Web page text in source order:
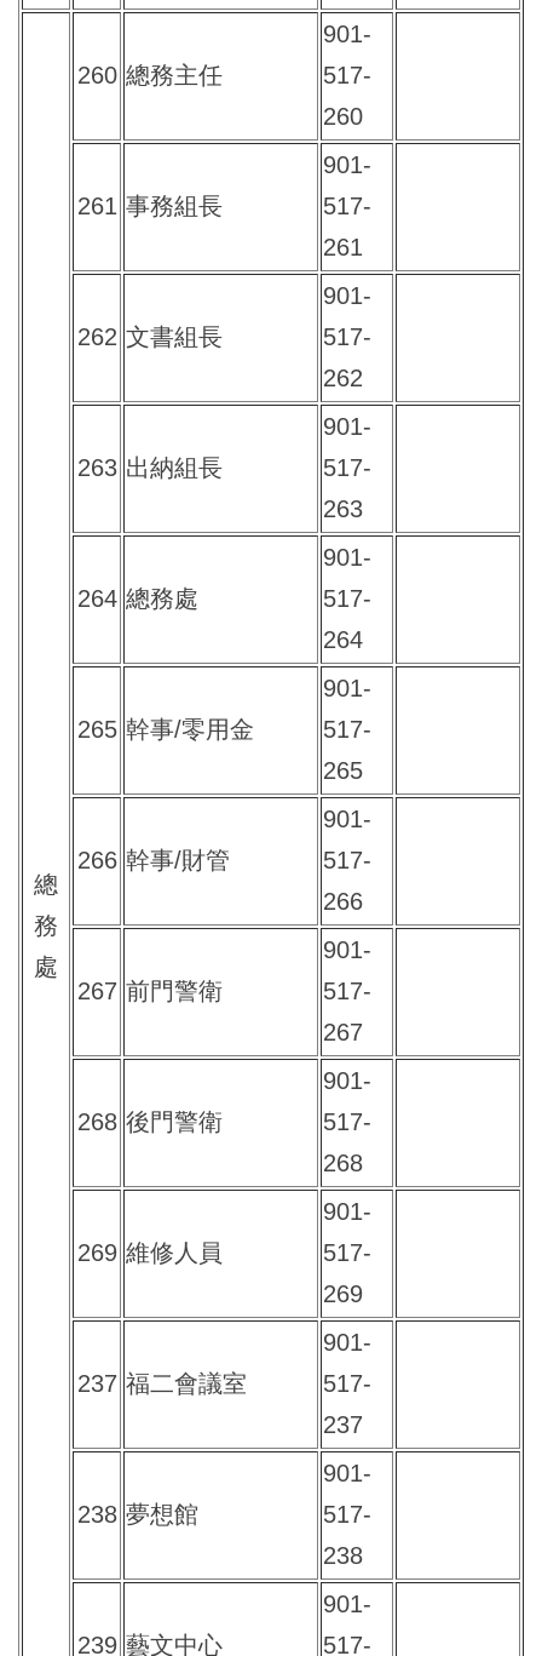
總
務
處
260 總務主任
901-
517-
260
261 事務組長
901-
517-
261
262 文書組長
901-
517-
262
263 出納組長
901-
517-
263
264 總務處
901-
517-
264
265 幹事/零用金
901-
517-
265
266 幹事/財管
901-
517-
266
267 前門警衛
901-
517-
267
268 後門警衛
901-
517-
268
269 維修人員
901-
517-
269
237 福二會議室
901-
517-
237
238 夢想館
901-
517-
238
239 藝文中心
901-
517-